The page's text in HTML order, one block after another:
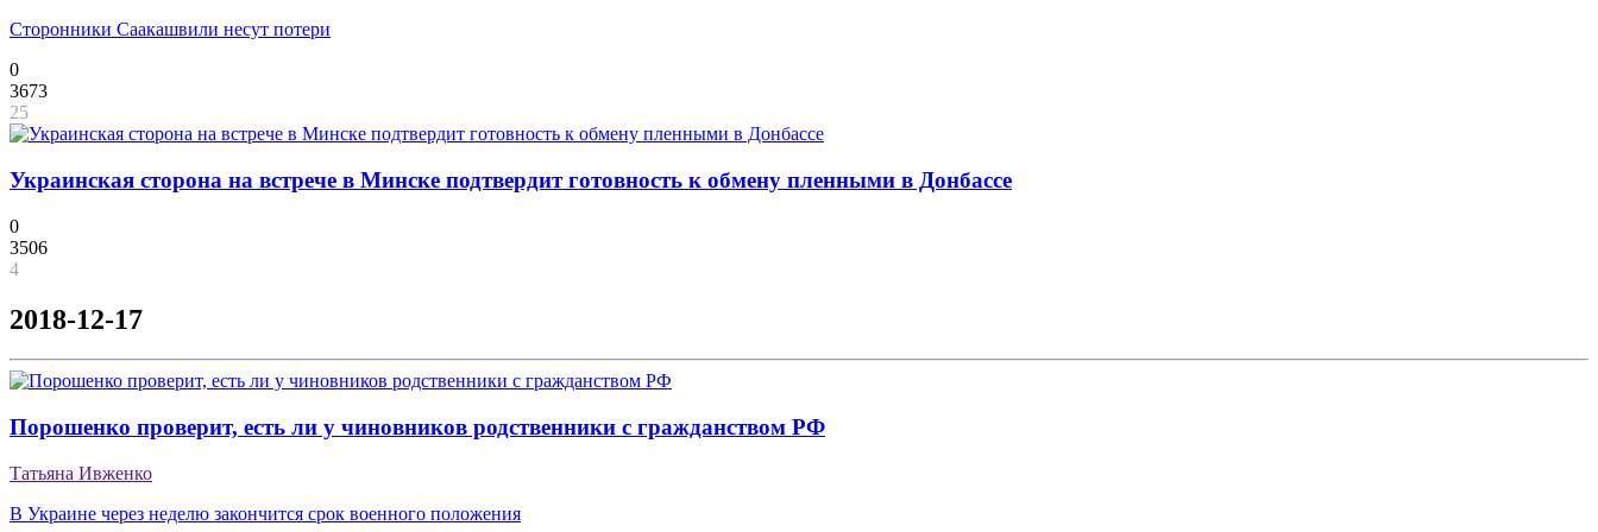
Сторонники Саакашвили несут потери
0
3673
25
Украинская сторона на встрече в Минске подтвердит готовность к обмену пленными в Донбассе
0
3506
4
2018-12-17
Порошенко проверит, есть ли у чиновников родственники с гражданством РФ
Татьяна Ивженко
В Украине через неделю закончится срок военного положения